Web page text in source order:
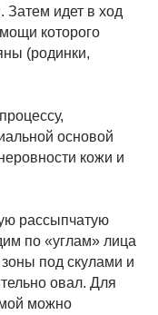
Затем идет в ход
которого
(родинки,
основой
кожи и
рассыпчатую
по «углам» лица
под скулами и
овал. Для
можно